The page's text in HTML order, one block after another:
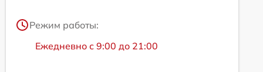
Режим работы:
Ежедневно с 9:00 до 21:00